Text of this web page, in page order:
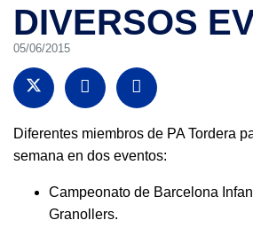
DIVERSOS
05/06/2015
Diferentes miembros de PA Tordera
semana en dos eventos:
Campeonato de Barcelona
Granollers.